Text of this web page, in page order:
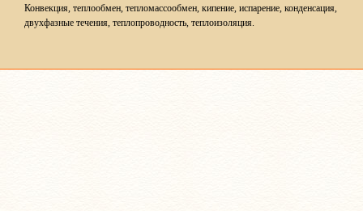
Конвекция, теплообмен, тепломассообмен, кипение, испарение, конденсация,
двухфазные течения, теплопроводность, теплоизоляция.